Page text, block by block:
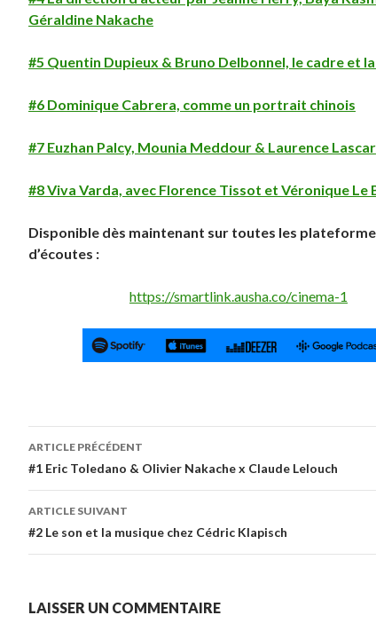
Géraldine Nakache
#5 Quentin Dupieux & Bruno Delbonnel, le cadre et
#6 Dominique Cabrera, comme un portrait chinois
#7 Euzhan Palcy, Mounia Meddour & Laurence
#8 Viva Varda, avec Florence Tissot et Véronique Le
Disponible dès maintenant sur toutes les
d’écoutes :
https://smartlink.ausha.co/cinema-1
Navigation
des
articles
ARTICLE PRÉCÉDENT
#1 Eric Toledano & Olivier Nakache x Claude Lelouch
ARTICLE SUIVANT
#2 Le son et la musique chez Cédric Klapisch
LAISSER UN COMMENTAIRE